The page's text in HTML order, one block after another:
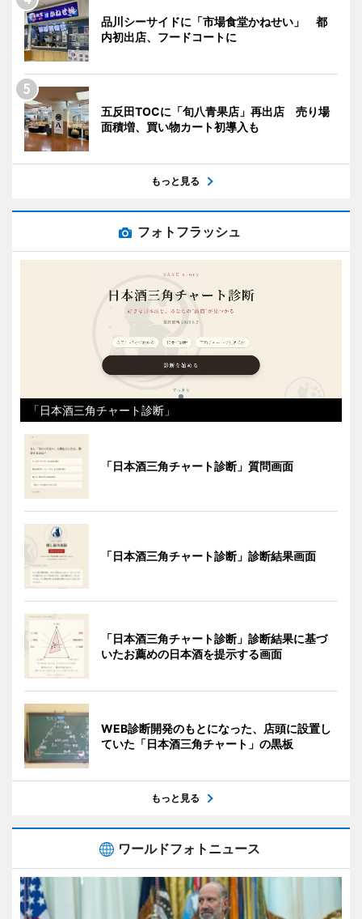
品川シーサイドに「市場食堂かねせい」 都
内初出店、フードコートに
五反田TOCに「旬八青果店」再出店 売り場
面積増、買い物カート初導入も
もっと見る
フォトフラッシュ
「日本酒三角チャート診断」
「日本酒三角チャート診断」質問画面
「日本酒三角チャート診断」診断結果画面
「日本酒三角チャート診断」診断結果に基づ
いたお薦めの日本酒を提示する画面
WEB診断開発のもとになった、店頭に設置し
ていた「日本酒三角チャート」の黒板
もっと見る
ワールドフォトニュース